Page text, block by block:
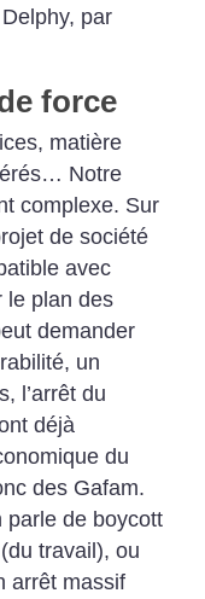
par
force
matière
Notre
complexe. Sur
de société
avec
le plan des
demander
un
l’arrêt du
déjà
du
des Gafam.
parle de boycott
travail), ou
arrêt massif